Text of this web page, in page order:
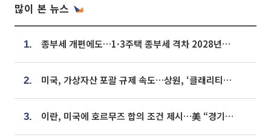
많이 본 뉴스
1. 종부세 개편에도…1·3주택 종부세 격차 2028년부터 확대
2. 미국, 가상자산 포괄 규제 속도…상원, ‘클래리티법’ 9월 절차투표 추진
3. 이란, 미국에 호르무즈 합의 조건 제시…美 “경기 아직 안 끝나” [종합]